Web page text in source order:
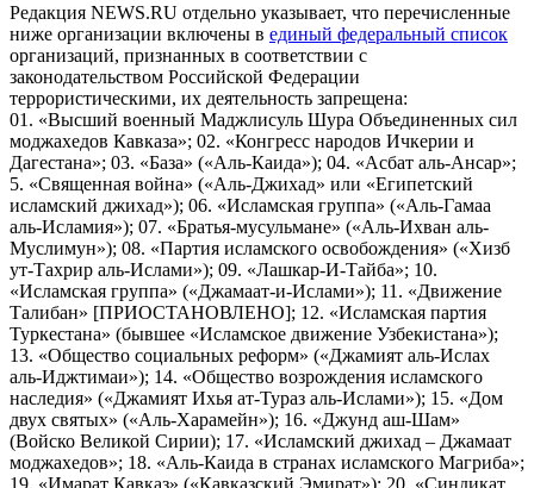
Редакция NEWS.RU отдельно указывает, что перечисленные
ниже организации включены в единый федеральный список
организаций, признанных в соответствии с
законодательством Российской Федерации
террористическими, их деятельность запрещена:
01. «Высший военный Маджлисуль Шура Объединенных сил
моджахедов Кавказа»; 02. «Конгресс народов Ичкерии и
Дагестана»; 03. «База» («Аль-Каида»); 04. «Асбат аль-Ансар»;
5. «Священная война» («Аль-Джихад» или «Египетский
исламский джихад»); 06. «Исламская группа» («Аль-Гамаа
аль-Исламия»); 07. «Братья-мусульмане» («Аль-Ихван аль-
Муслимун»); 08. «Партия исламского освобождения» («Хизб
ут-Тахрир аль-Ислами»); 09. «Лашкар-И-Тайба»; 10.
«Исламская группа» («Джамаат-и-Ислами»); 11. «Движение
Талибан» [ПРИОСТАНОВЛЕНО]; 12. «Исламская партия
Туркестана» (бывшее «Исламское движение Узбекистана»);
13. «Общество социальных реформ» («Джамият аль-Ислах
аль-Иджтимаи»); 14. «Общество возрождения исламского
наследия» («Джамият Ихья ат-Тураз аль-Ислами»); 15. «Дом
двух святых» («Аль-Харамейн»); 16. «Джунд аш-Шам»
(Войско Великой Сирии); 17. «Исламский джихад – Джамаат
моджахедов»; 18. «Аль-Каида в странах исламского Магриба»;
19. «Имарат Кавказ» («Кавказский Эмират»); 20. «Синдикат